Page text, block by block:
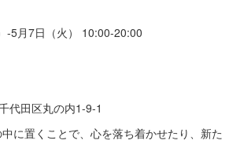
-5月7日（火） 10:00-20:00
代田区丸の内1-9-1
に置くことで、心を落ち着かせたり、新た